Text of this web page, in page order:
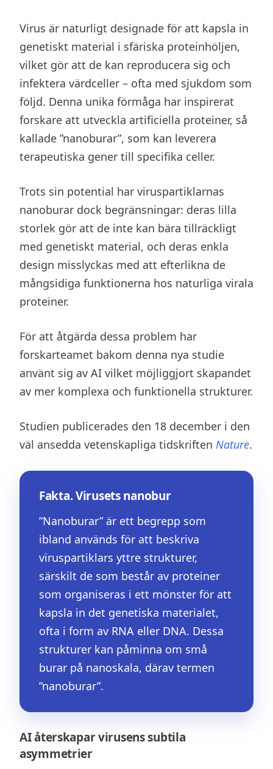
Virus är naturligt designade för att kapsla in
genetiskt material i sfäriska proteinhöljen,
vilket gör att de kan reproducera sig och
infektera värdceller – ofta med sjukdom som
följd. Denna unika förmåga har inspirerat
forskare att utveckla artificiella proteiner, så
kallade ”nanoburar”, som kan leverera
terapeutiska gener till specifika celler.
Trots sin potential har viruspartiklarnas
nanoburar dock begränsningar: deras lilla
storlek gör att de inte kan bära tillräckligt
med genetiskt material, och deras enkla
design misslyckas med att efterlikna de
mångsidiga funktionerna hos naturliga virala
proteiner.
För att åtgärda dessa problem har
forskarteamet bakom denna nya studie
använt sig av AI vilket möjliggjort skapandet
av mer komplexa och funktionella strukturer.
Studien publicerades den 18 december i den
väl ansedda vetenskapliga tidskriften Nature.
Fakta. Virusets nanobur
”Nanoburar” är ett begrepp som
ibland används för att beskriva
viruspartiklars yttre strukturer,
särskilt de som består av proteiner
som organiseras i ett mönster för att
kapsla in det genetiska materialet,
ofta i form av RNA eller DNA. Dessa
strukturer kan påminna om små
burar på nanoskala, därav termen
”nanoburar”.
AI återskapar virusens subtila
asymmetrier